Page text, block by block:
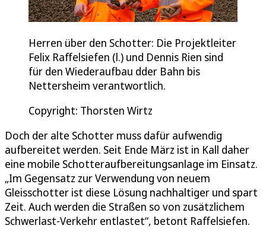
Herren über den Schotter: Die Projektleiter
Felix Raffelsiefen (l.) und Dennis Rien sind
für den Wiederaufbau dder Bahn bis
Nettersheim verantwortlich.
Copyright: Thorsten Wirtz
Doch der alte Schotter muss dafür aufwendig
aufbereitet werden. Seit Ende März ist in Kall daher
eine mobile Schotteraufbereitungsanlage im Einsatz.
„Im Gegensatz zur Verwendung von neuem
Gleisschotter ist diese Lösung nachhaltiger und spart
Zeit. Auch werden die Straßen so von zusätzlichem
Schwerlast-Verkehr entlastet“, betont Raffelsiefen.